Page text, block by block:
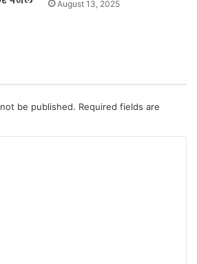
August 13, 2025
be published. Required fields are